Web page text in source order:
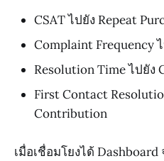
CSAT ไปยัง Repeat
Complaint Frequency
Resolution Time ไปยัง
First Contact
Contribution
เมื่อเชื่อมโยงได้ Dashboard